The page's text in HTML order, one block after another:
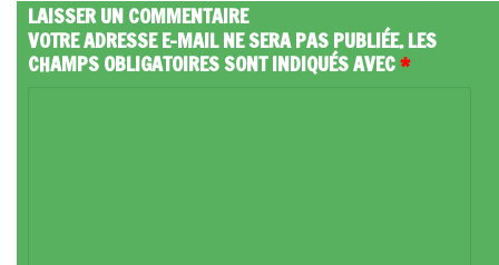
LAISSER UN COMMENTAIRE
VOTRE ADRESSE E-MAIL NE SERA PAS PUBLIÉE.LES
CHAMPS OBLIGATOIRES SONT INDIQUÉS AVEC*